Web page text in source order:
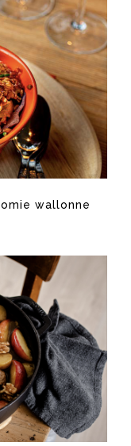
wallonne